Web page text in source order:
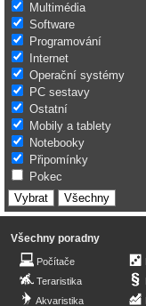
Multimédia
Software
Programování
Internet
Operační systémy
PC sestavy
Ostatní
Mobily a tablety
Notebooky
Připomínky
Pokec
Všechny poradny
Počítače
Teraristika
Akvaristika